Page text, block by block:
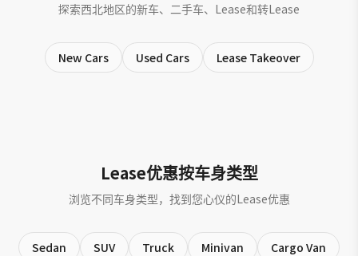
探索西北地区的新车、二手车、Lease和转Lease
New Cars Used Cars Lease Takeover
Lease优惠按车身类型
浏览不同车身类型，找到您心仪的Lease优惠
Sedan SUV Truck Minivan
Cargo Van